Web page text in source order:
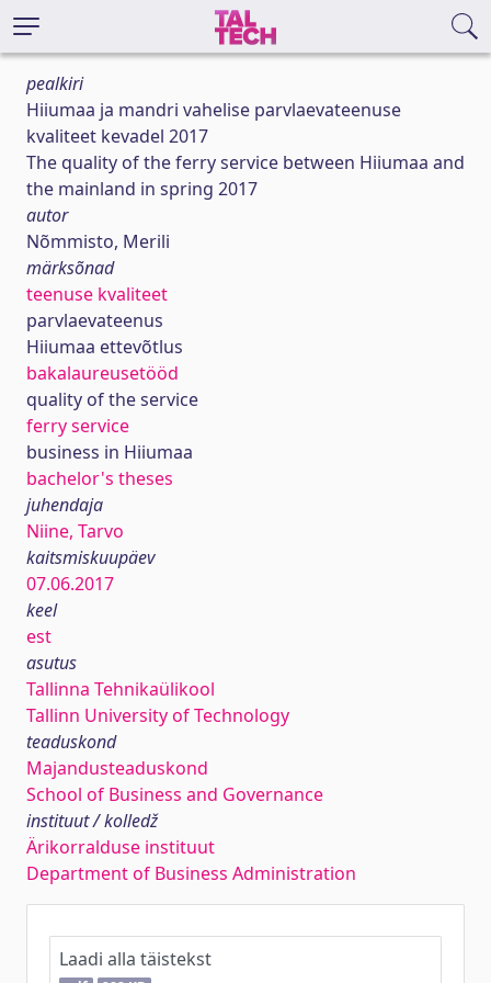
pealkiri
Hiiumaa ja mandri vahelise parvlaevateenuse
kvaliteet kevadel 2017
The quality of the ferry service between Hiiumaa and
the mainland in spring 2017
autor
Nõmmisto, Merili
märksõnad
teenuse kvaliteet
parvlaevateenus
Hiiumaa ettevõtlus
bakalaureusetööd
quality of the service
ferry service
business in Hiiumaa
bachelor's theses
juhendaja
Niine, Tarvo
kaitsmiskuupäev
07.06.2017
keel
est
asutus
Tallinna Tehnikaülikool
Tallinn University of Technology
teaduskond
Majandusteaduskond
School of Business and Governance
instituut / kolledž
Ärikorralduse instituut
Department of Business Administration
Laadi alla täistekst